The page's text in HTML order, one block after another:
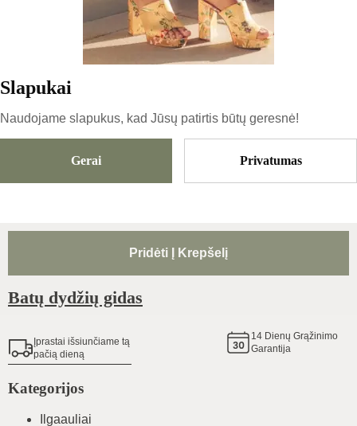
Slapukai
Naudojame slapukus, kad Jūsų patirtis būtų geresnė!
Gerai Privatumas
Uoh9YQmwU6jBRYITXq5K
125€| -25
93.75€
Pridėti Į Krepšelį
Batų dydžių gidas
Įprastai išsiunčiame tą
pačią dieną
14 Dienų Grąžinimo
Garantija
Kategorijos
Ilgaauliai